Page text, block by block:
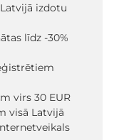
izdotu
līdz -30%
virs 30 EUR
visā Latvijā